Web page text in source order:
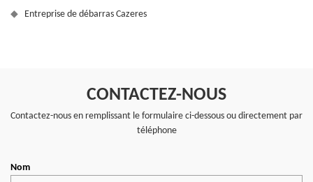
Entreprise de débarras Cazeres
CONTACTEZ-NOUS
Contactez-nous en remplissant le formulaire ci-dessous ou directement par
téléphone
Nom